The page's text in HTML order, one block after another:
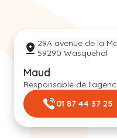
29A avenue de la
59290 Wasquehal
Maud
Responsable de
01 87 44 37 25